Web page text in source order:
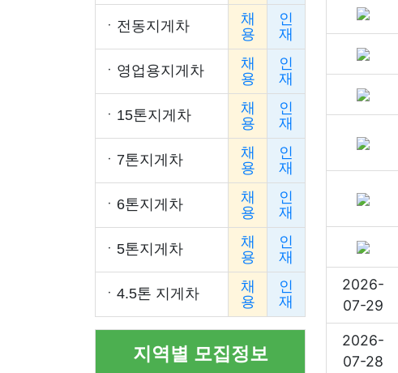
ㆍ 전동지게차
채
용
인
재
ㆍ 영업용지게차
채
용
인
재
ㆍ 15톤지게차
채
용
인
재
ㆍ 7톤지게차
채
용
인
재
ㆍ 6톤지게차
채
용
인
재
ㆍ 5톤지게차
채
용
인
재
ㆍ 4.5톤 지게차
채
용
인
재
지역별 모집정보
2026-
07-29
2026-
07-28